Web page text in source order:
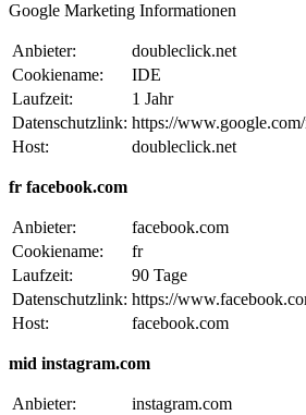
Google Marketing Informationen
Anbieter:
doubleclick.net
Cookiename:
IDE
Laufzeit:
1 Jahr
Datenschutzlink: https://
Host:
doubleclick.net
fr facebook.com
Anbieter:
facebook.com
Cookiename:
fr
Laufzeit:
90 Tage
Datenschutzlink: https://
Host:
facebook.com
mid instagram.com
Anbieter:
instagram.com